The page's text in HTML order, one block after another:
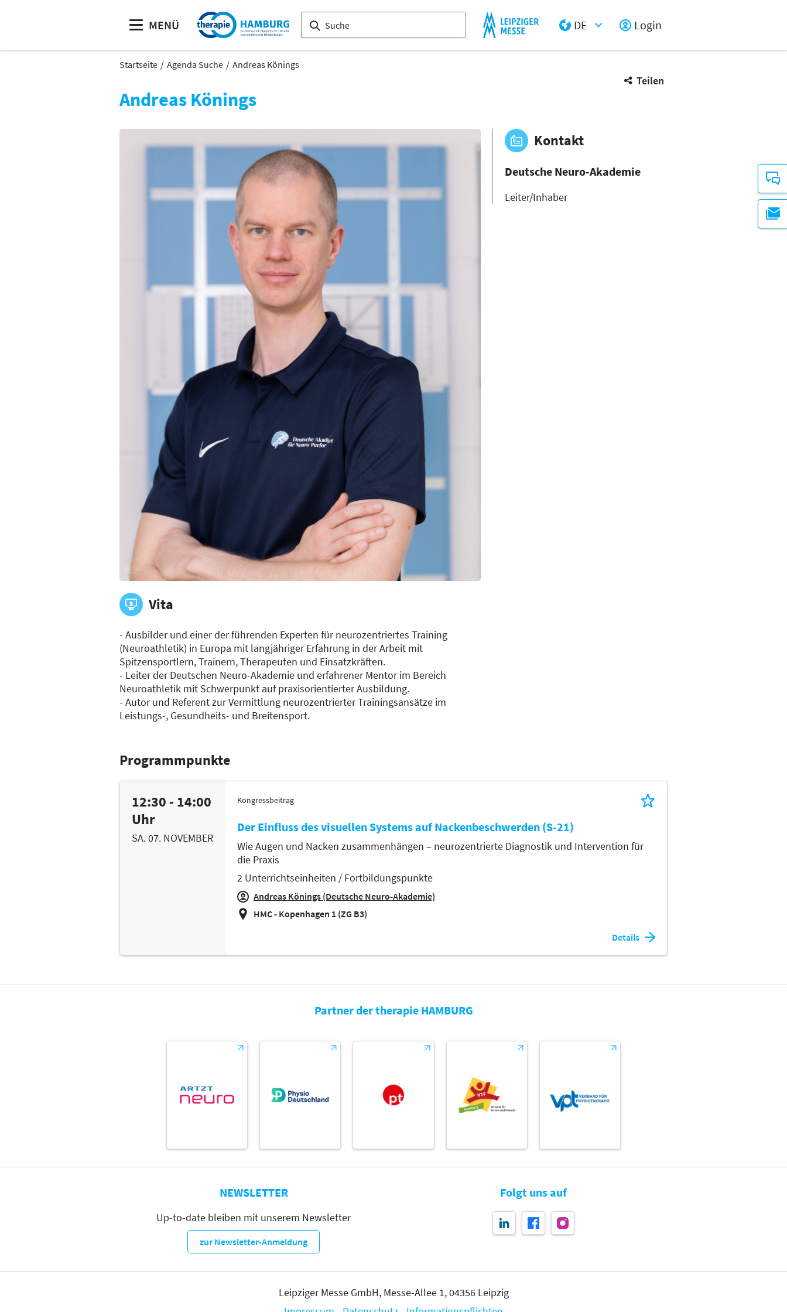
MENÜ
DE
Login
Startseite Agenda Suche Andreas Könings
Teilen
Andreas Könings
Vita
- Ausbilder und einer der führenden Experten für neurozentriertes Training
(Neuroathletik) in Europa mit langjähriger Erfahrung in der Arbeit mit
Spitzensportlern, Trainern, Therapeuten und Einsatzkräften.
- Leiter der Deutschen Neuro-Akademie und erfahrener Mentor im Bereich
Neuroathletik mit Schwerpunkt auf praxisorientierter Ausbildung.
- Autor und Referent zur Vermittlung neurozentrierter Trainingsansätze im
Leistungs-, Gesundheits- und Breitensport.
Kontakt
Deutsche Neuro-Akademie
Leiter/Inhaber
Programmpunkte
12:30 - 14:00
Uhr
SA. 07. NOVEMBER
Kongressbeitrag
Der Einfluss des visuellen Systems auf Nackenbeschwerden (S-21)
Wie Augen und Nacken zusammenhängen – neurozentrierte Diagnostik und Intervention für
die Praxis
2 Unterrichtseinheiten / Fortbildungspunkte
Andreas Könings (Deutsche Neuro-Akademie)
HMC - Kopenhagen 1 (ZG B3)
Details
Partner der therapie HAMBURG
NEWSLETTER
Up-to-date bleiben mit unserem Newsletter
zur Newsletter-Anmeldung
Folgt uns auf
Leipziger Messe GmbH, Messe-Allee 1, 04356 Leipzig